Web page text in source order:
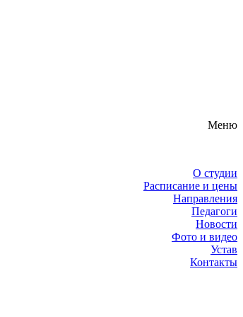
Меню
О студии
Расписание и цены
Направления
Педагоги
Новости
Фото и видео
Устав
Контакты